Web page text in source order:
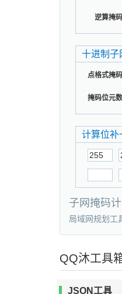
逆算掩码
十进制子
点格式掩码
掩码位元数
计算位补
子网掩码
局域网规划工
QQ沐工具
JSON工具